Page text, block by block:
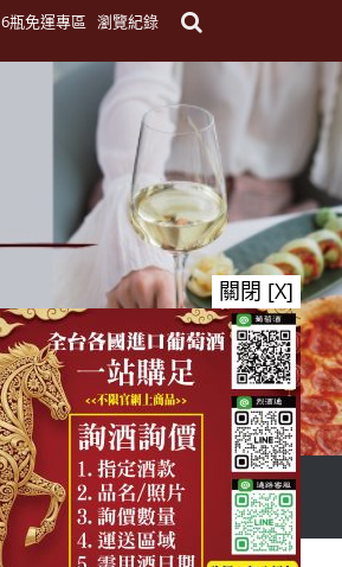
6瓶免運專區 瀏覽紀錄
台灣酒商聯盟
TWSMA
首頁 會員登入
關閉 [X]